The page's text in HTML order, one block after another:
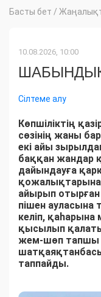
Басты бет /
10.08.2026, 10:00
Сілтеме алу
Көпшіліктің
сөзінің жаны
екі айы
баққан жандар
дайындауға
айырып
пішен ауласына
келіп,
қысылып
жем-шөп тапшы
таппайды.